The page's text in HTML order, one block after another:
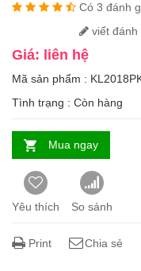
Có 3 đánh
viết đánh
Giá: liên hệ
Mã sản phẩm :
Tình trạng : Còn hàng
Mua ngay
Yêu thích So sánh
Print Chia sẻ